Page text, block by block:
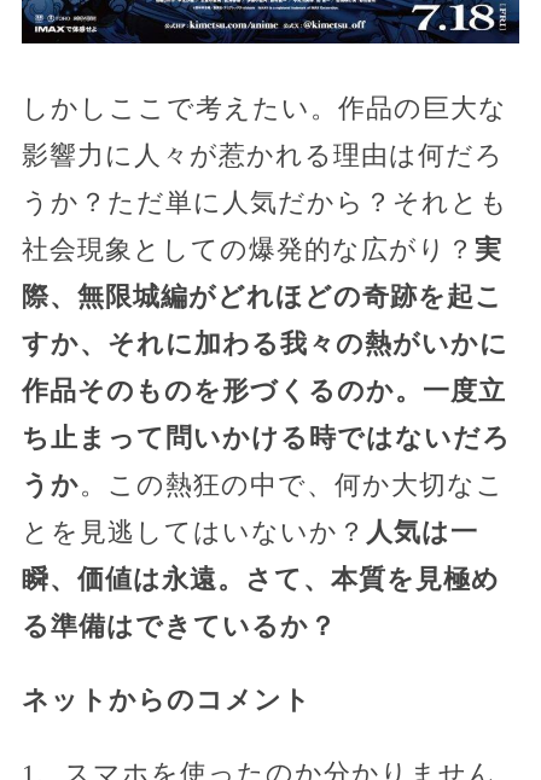
しかしここで考えたい。作品の巨大な
影響力に人々が惹かれる理由は何だろ
うか？ただ単に人気だから？それとも
社会現象としての爆発的な広がり？ 実
際、無限城編がどれほどの奇跡を起こ
すか、それに加わる我々の熱がいかに
作品そのものを形づくるのか。一度立
ち止まって問いかける時ではないだろ
うか。この熱狂の中で、何か大切なこ
とを見逃してはいないか？ 人気は一
瞬、価値は永遠。さて、本質を見極め
る準備はできているか？
ネットからのコメント
1、スマホを使ったのか分かりません